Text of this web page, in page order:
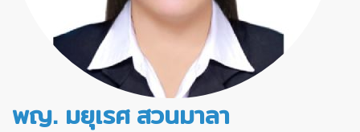
พญ. มยุเรศ สวนมาลา